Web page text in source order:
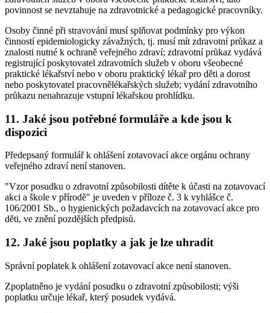
povinnost se nevztahuje na zdravotnické a pedagogické pracovníky.
Osoby činné při stravování musí splňovat podmínky pro výkon
činností epidemiologicky závažných, tj. musí mít zdravotní průkaz a
znalosti nutné k ochraně veřejného zdraví; zdravotní průkaz vydává
registrující poskytovatel zdravotních služeb v oboru všeobecné
praktické lékařství nebo v oboru praktický lékař pro děti a dorost
nebo poskytovatel pracovnělékařských služeb; vydání zdravotního
průkazu nenahrazuje vstupní lékařskou prohlídku.
11. Jaké jsou potřebné formuláře a kde jsou k
dispozici
Předepsaný formulář k ohlášení zotavovací akce orgánu ochrany
veřejného zdraví není stanoven.
"Vzor posudku o zdravotní způsobilosti dítěte k účasti na zotavovací
akci a škole v přírodě" je uveden v příloze č. 3 k vyhlášce č.
106/2001 Sb., o hygienických požadavcích na zotavovací akce pro
děti, ve znění pozdějších předpisů.
12. Jaké jsou poplatky a jak je lze uhradit
Správní poplatek k ohlášení zotavovací akce není stanoven.
Zpoplatněno je vydání posudku o zdravotní způsobilosti; výši
poplatku určuje lékař, který posudek vydává.